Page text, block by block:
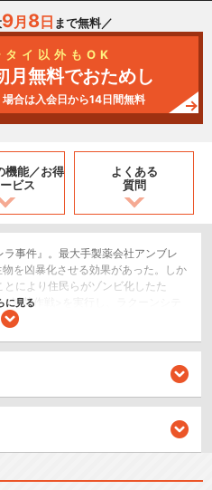
9月 8日 まで無料／
タイ以外もOK
月無料でおためし
合は入会日から14日間無料
機能／お得
ビス
よくある
質問
事件』。最大手製薬会社アンブレ
を凶暴化させる効果があった。しか
により住民らがゾンビ化したた
滅菌作戦>を実行し、ラクーンシテ
びアメリカ中西部工場都市の空港で
害被害者救済を行うべく、ＮＧＯ
続々と一般客や空港職員が感染し
同じくして、空でも旅客機内でウ
う。さらに機内から降りてきた乗
に見る